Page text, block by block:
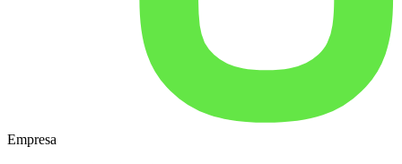
Empresa